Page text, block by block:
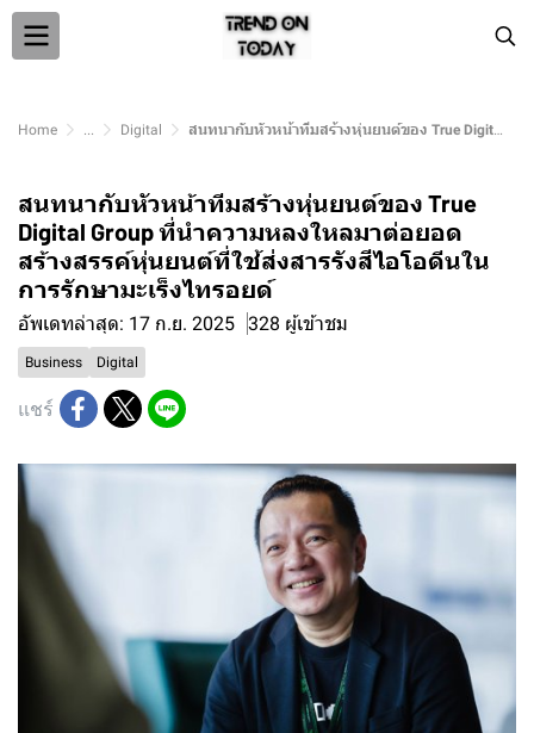
Home ... Digital สนทนากับหัวหน้าทีมสร้างหุ่นยนต์ของ True Digital Group ที่นำความหลงใหลมาต่อยอดสร้างสรรค์หุ่นยนต์ที่ใช้ส่งสารรังสีไอโอดีนในการรักษามะเร็งไทรอยด์
สนทนากับหัวหน้าทีมสร้างหุ่นยนต์ของ True
Digital Group ที่นำความหลงใหลมาต่อยอด
สร้างสรรค์หุ่นยนต์ที่ใช้ส่งสารรังสีไอโอดีนใน
การรักษามะเร็งไทรอยด์
อัพเดทล่าสุด: 17 ก.ย. 2025 328 ผู้เข้าชม
Business Digital
แชร์